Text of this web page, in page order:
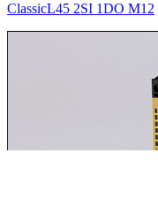
ClassicL45 2SI 1DO M12